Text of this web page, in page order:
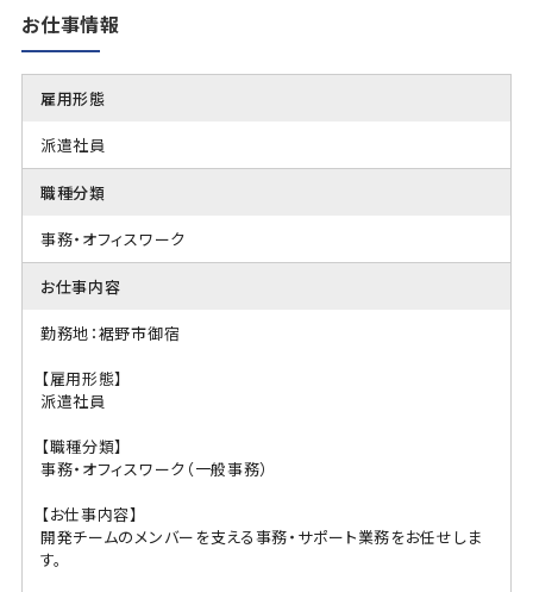
お仕事情報
雇用形態
派遣社員
職種分類
事務・オフィスワーク
お仕事内容
勤務地：裾野市御宿
【雇用形態】
派遣社員
【職種分類】
事務・オフィスワーク（一般事務）
【お仕事内容】
開発チームのメンバーを支える事務・サポート業務をお任せしま
す。